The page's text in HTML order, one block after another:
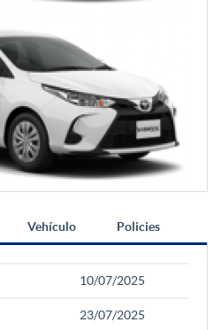
Vehículo Policies
10/07/2025
23/07/2025